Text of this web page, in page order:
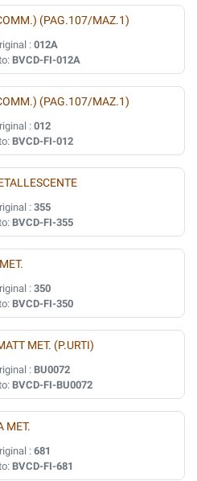
(PAG.107/MAZ.1)
: 012A
BVCD-FI-012A
(PAG.107/MAZ.1)
: 012
BVCD-FI-012
: 355
BVCD-FI-355
: 350
BVCD-FI-350
MET. (P.URTI)
: BU0072
BVCD-FI-BU0072
MET.
: 681
BVCD-FI-681